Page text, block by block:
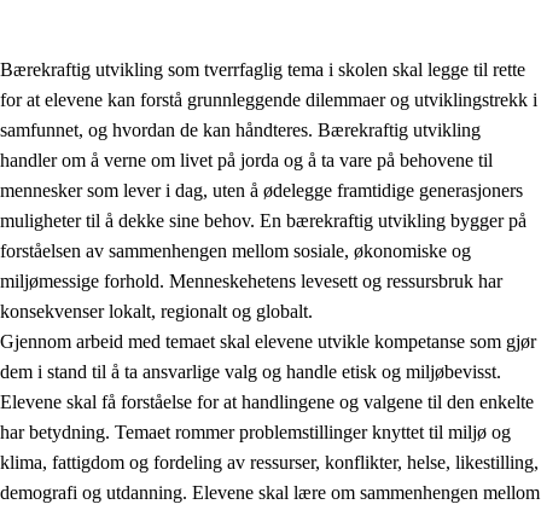
2. Prinsipper for læring, utvikling og danning
2.1 Sosial læring og utvikling
2.2 Kompetanse i fagene
2.3 Grunnleggende ferdigheter
2.4 Å lære å lære
Bærekraftig utvikling som tverrfaglig tema i skolen skal legge til rette
for at elevene kan forstå grunnleggende dilemmaer og utviklingstrekk i
samfunnet, og hvordan de kan håndteres. Bærekraftig utvikling
handler om å verne om livet på jorda og å ta vare på behovene til
mennesker som lever i dag, uten å ødelegge framtidige generasjoners
muligheter til å dekke sine behov. En bærekraftig utvikling bygger på
forståelsen av sammenhengen mellom sosiale, økonomiske og
miljømessige forhold. Menneskehetens levesett og ressursbruk har
konsekvenser lokalt, regionalt og globalt.
Gjennom arbeid med temaet skal elevene utvikle kompetanse som gjør
dem i stand til å ta ansvarlige valg og handle etisk og miljøbevisst.
Elevene skal få forståelse for at handlingene og valgene til den enkelte
har betydning. Temaet rommer problemstillinger knyttet til miljø og
klima, fattigdom og fordeling av ressurser, konflikter, helse, likestilling,
demografi og utdanning. Elevene skal lære om sammenhengen mellom